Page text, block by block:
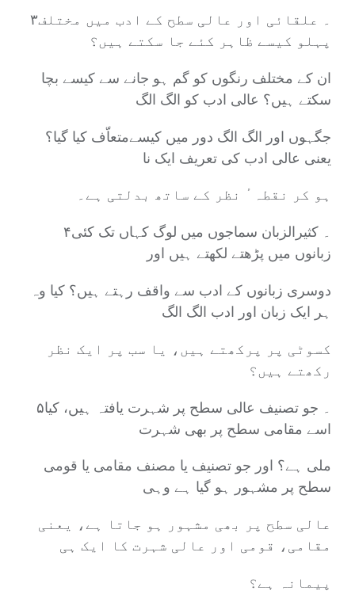
۳۔ علقائی اور عالی سطح کے ادب میں مختلف
پہلو کیسے ظاہر کئے جا سکتے ہیں؟
ان کے مختلف رنگوں کو گم ہو جانے سے کیسے بچا
سکتے ہیں؟ عالی ادب کو الگ الگ
جگہوں اور الگ الگ دور میں کیسےمتعاّف کیا گیا؟
یعنی عالی ادب کی تعریف ایک نا
ہو کر نقطہٴ نظر کے ساتھ بدلتی ہے۔
۴۔ کثیرالزبان سماجوں میں لوگ کہاں تک کئی
زبانوں میں پڑھتے لکھتے ہیں اور
دوسری زبانوں کے ادب سے واقف رہتے ہیں؟ کیا وہ
ہر ایک زبان اور ادب الگ الگ
کسوٹی پر پرکھتے ہیں، یا سب پر ایک نظر
رکھتے ہیں؟
۵۔ جو تصنیف عالی سطح پر شہرت یافتہ ہیں، کیا
اسے مقامی سطح پر بھی شہرت
ملی ہے؟ اور جو تصنیف یا مصنف مقامی یا قومی
سطح پر مشہور ہو گیا ہے وہی
عالی سطح پر بھی مشہور ہو جاتا ہے، یعنی
مقامی، قومی اور عالی شہرت کا ایک ہی
پیمانہ ہے؟